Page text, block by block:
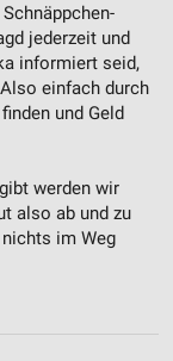
jederzeit und
informiert seid,
einfach durch
und Geld
werden wir
also ab und zu
im Weg
von